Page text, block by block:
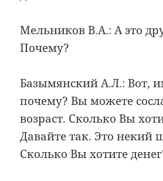
Мельников В.А.: А это
Почему?
Базымянский А.Л.: Вот,
почему? Вы можете
возраст. Сколько Вы
Давайте так. Это некий
Сколько Вы хотите